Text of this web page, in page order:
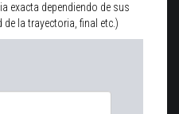
exacta dependiendo de sus
la trayectoria, final etc.)